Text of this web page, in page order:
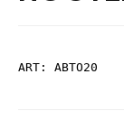
ART: АВТО20